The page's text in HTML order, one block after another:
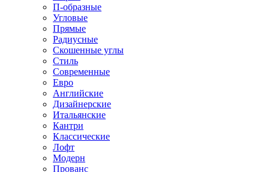
П-образные
Угловые
Прямые
Радиусные
Скошенные углы
Стиль
Современные
Евро
Английские
Дизайнерские
Итальянские
Кантри
Классические
Лофт
Модерн
Прованс